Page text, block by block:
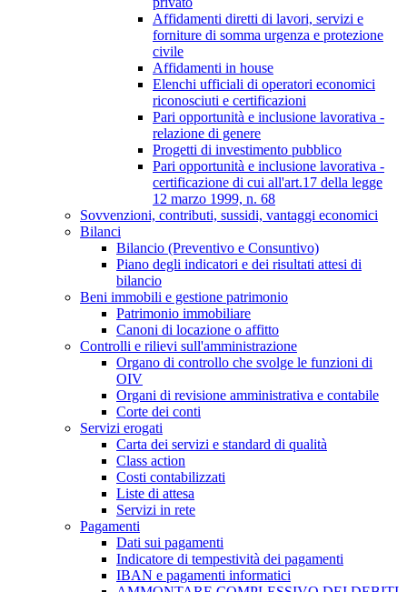
Affidamenti diretti di lavori, servizi e
forniture di somma urgenza e protezione
civile
Affidamenti in house
Elenchi ufficiali di operatori economici
riconosciuti e certificazioni
Pari opportunità e inclusione lavorativa -
relazione di genere
Progetti di investimento pubblico
Pari opportunità e inclusione lavorativa -
certificazione di cui all'art.17 della legge
12 marzo 1999, n. 68
Sovvenzioni, contributi, sussidi, vantaggi economici
Bilanci
Bilancio (Preventivo e Consuntivo)
Piano degli indicatori e dei risultati attesi di
bilancio
Beni immobili e gestione patrimonio
Patrimonio immobiliare
Canoni di locazione o affitto
Controlli e rilievi sull'amministrazione
Organo di controllo che svolge le funzioni di
OIV
Organi di revisione amministrativa e contabile
Corte dei conti
Servizi erogati
Carta dei servizi e standard di qualità
Class action
Costi contabilizzati
Liste di attesa
Servizi in rete
Pagamenti
Dati sui pagamenti
Indicatore di tempestività dei pagamenti
IBAN e pagamenti informatici